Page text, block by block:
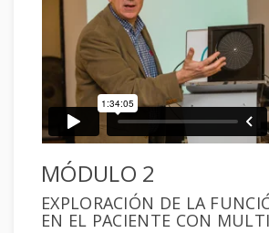
MÓDULO 2
EXPLORACIÓN DE LA
EN EL PACIENTE CON